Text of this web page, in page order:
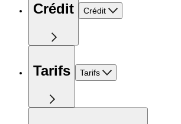
Crédit Crédit
Tarifs Tarifs